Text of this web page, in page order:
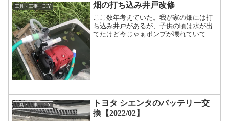
工具・工事・DIY 畑の打ち込み井戸改修
ここ数年考えていた。我が家の畑には打
ち込み井戸があるが、子供の頃は水が出
てたけど今じゃぁポンプが壊れていて井
工具・工事・DIY
トヨタ シエンタのバッテリー交
換【2022/02】